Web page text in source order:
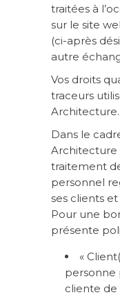
traitées à
sur le site
(ci-après
autre
Vos droits
traceurs
Architecture.
Dans le
traitement
personnel
ses clients
Pour une
présente
«
personne
cliente de